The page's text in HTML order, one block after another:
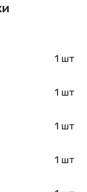
1 шт
1 шт
1 шт
1 шт